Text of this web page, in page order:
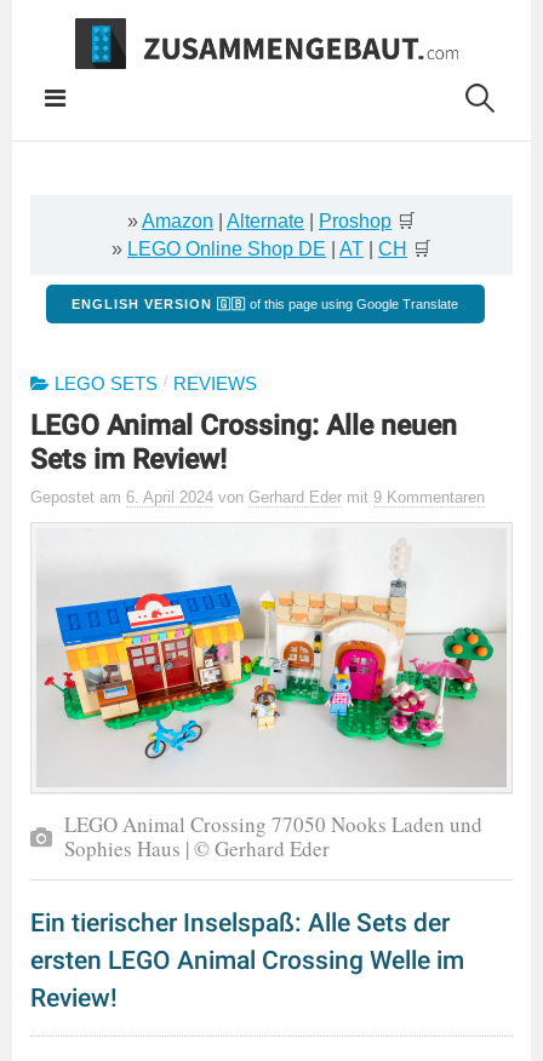
Springe
Inhalt
»Amazon Alternate Proshop 🛒
» LEGO Online Shop DE AT CH 🛒
ENGLISH VERSION 🇬🇧 of this page using Google Translate
LEGO SETS / REVIEWS
LEGO Animal Crossing: Alle neuen
Sets im Review!
Gepostet am 6. April 2024 von Gerhard Eder mit 9 Kommentaren
LEGO Animal Crossing 77050 Nooks Laden und
Sophies Haus | © Gerhard Eder
Ein tierischer Inselspaß: Alle Sets der
ersten LEGO Animal Crossing Welle im
Review!